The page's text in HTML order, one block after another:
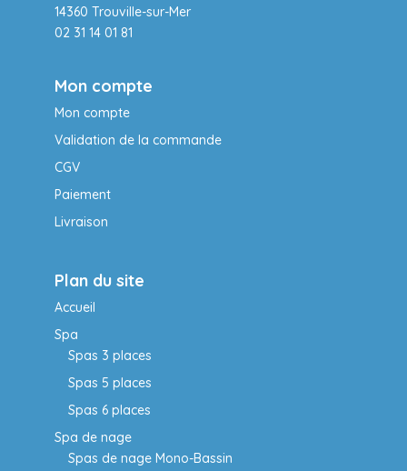
14360 Trouville-sur-Mer
02 31 14 01 81
Mon compte
Mon compte
Validation de la commande
CGV
Paiement
Livraison
Plan du site
Accueil
Spa
Spas 3 places
Spas 5 places
Spas 6 places
Spa de nage
Spas de nage Mono-Bassin